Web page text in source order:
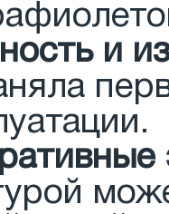
и